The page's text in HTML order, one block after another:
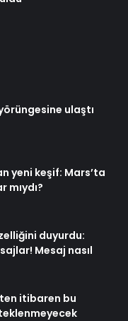
ulaştı
yeni keşif: Mars’ta
mıydı?
duyurdu:
Mesaj nasıl
itibaren bu